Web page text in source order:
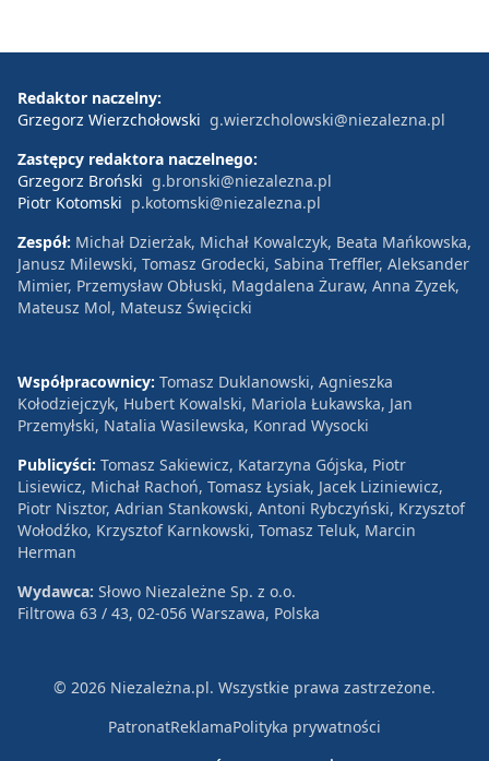
Redaktor naczelny:
Grzegorz Wierzchołowski g.wierzcholowski@niezalezna.pl
Zastępcy redaktora naczelnego:
Grzegorz Broński g.bronski@niezalezna.pl
Piotr Kotomski p.kotomski@niezalezna.pl
Zespół: Michał Dzierżak, Michał Kowalczyk, Beata Mańkowska,
Janusz Milewski, Tomasz Grodecki, Sabina Treffler, Aleksander
Mimier, Przemysław Obłuski, Magdalena Żuraw, Anna Zyzek,
Mateusz Mol, Mateusz Święcicki
Współpracownicy: Tomasz Duklanowski, Agnieszka
Kołodziejczyk, Hubert Kowalski, Mariola Łukawska, Jan
Przemyłski, Natalia Wasilewska, Konrad Wysocki
Publicyści: Tomasz Sakiewicz, Katarzyna Gójska, Piotr
Lisiewicz, Michał Rachoń, Tomasz Łysiak, Jacek Liziniewicz,
Piotr Nisztor, Adrian Stankowski, Antoni Rybczyński, Krzysztof
Wołodźko, Krzysztof Karnkowski, Tomasz Teluk, Marcin
Herman
Wydawca: Słowo Niezależne Sp. z o.o.
Filtrowa 63 / 43, 02-056 Warszawa, Polska
© 2026 Niezależna.pl. Wszystkie prawa zastrzeżone.
PatronatReklamaPolityka prywatności